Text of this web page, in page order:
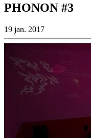
PHONON #3
19 jan. 2017